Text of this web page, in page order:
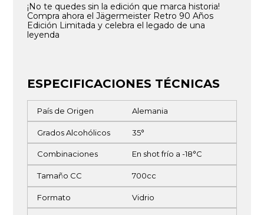
¡No te quedes sin la edición que marca historia!
Compra ahora el Jägermeister Retro 90 Años
Edición Limitada y celebra el legado de una
leyenda
ESPECIFICACIONES TÉCNICAS
País de Origen Alemania
Grados Alcohólicos 35°
Combinaciones En shot frío a -18°C
Tamaño CC 700cc
Formato Vidrio